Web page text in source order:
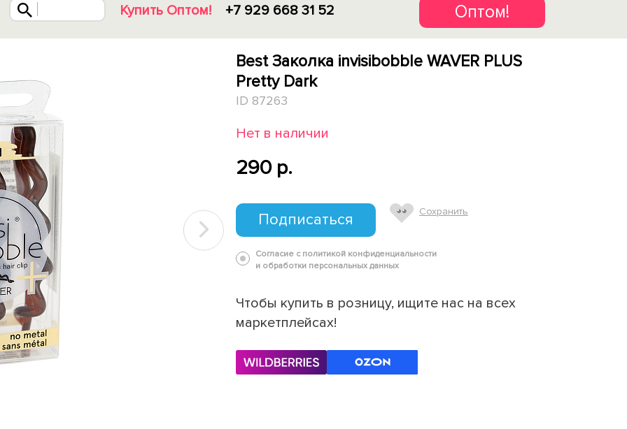
Купить Оптом! +7 929 668 31 52 Оптом!
Best Заколка invisibobble WAVER PLUS
Pretty Dark
ID 87263
Нет в наличии
290 p.
Подписаться Сохранить
Согласие с политикой конфиденциальности
и обработки персональных данных
Чтобы купить в розницу, ищите нас на всех
маркетплейсах!